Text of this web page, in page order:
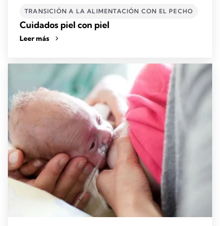
TRANSICIÓN A LA ALIMENTACIÓN CON EL PECHO
Cuidados piel con piel
Leer más